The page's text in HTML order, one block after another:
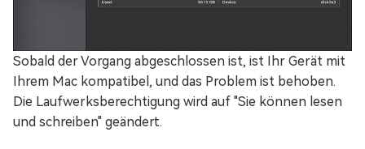
Sobald der Vorgang abgeschlossen ist, ist Ihr Gerät mit
Ihrem Mac kompatibel, und das Problem ist behoben.
Die Laufwerksberechtigung wird auf "Sie können lesen
und schreiben" geändert.